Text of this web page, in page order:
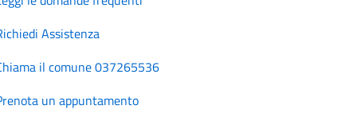
Assistenza
il comune 037265536
un appuntamento